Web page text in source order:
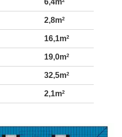
6,4m
2,8m2
16,1m2
19,0m2
32,5m2
2,1m2